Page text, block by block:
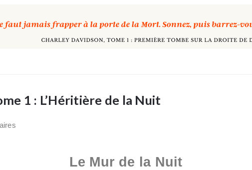
1 : L’Héritière de la Nuit
Le Mur de la Nuit